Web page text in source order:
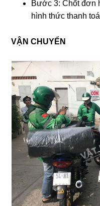
Bước 3: Chốt đơn
hình thức thanh
VẬN CHUYỂN